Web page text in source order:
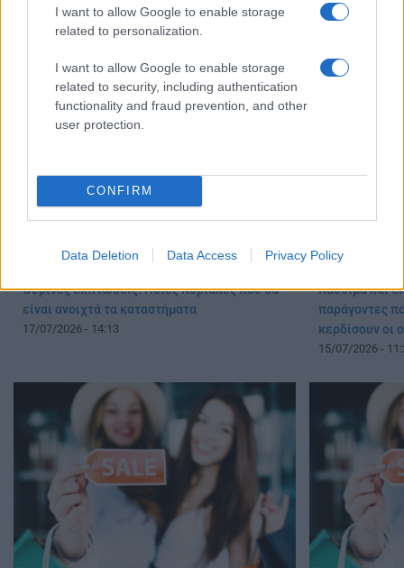
I want to allow Google to enable storage
related to personalization.
I want to allow Google to enable storage
related to security, including authentication
functionality and fraud prevention, and other
user protection.
CONFIRM
Data Deletion Data Access Privacy Policy
Πότε τελειώνουν οι θερινές εκπτώσεις
Πόσο θα
Θερινές εκπτώσεις: Ποιές Κυριακές που θα
είναι ανοιχτά τα καταστήματα
17/07/2026 - 14:13
Καύσιμα και
παράγοντες
κερδίσουν οι
15/07/2026 -